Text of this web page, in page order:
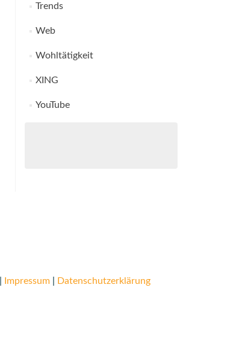
Trends
Web
Wohltätigkeit
XING
YouTube
Impressum|
Datenschutzerklärung